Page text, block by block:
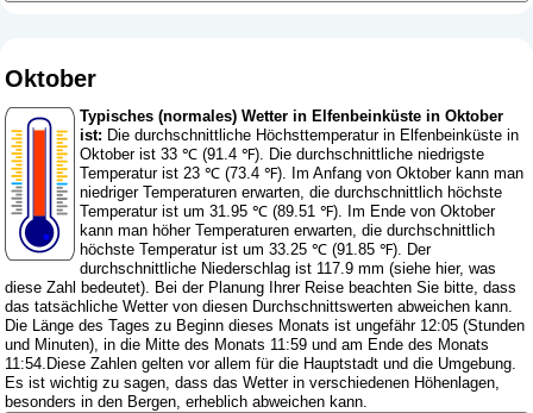
Oktober
Typisches (normales) Wetter in Elfenbeinküste in Oktober
ist: Die durchschnittliche Höchsttemperatur in Elfenbeinküste in
Oktober ist 33 ℃ (91.4 ℉). Die durchschnittliche niedrigste
Temperatur ist 23 ℃ (73.4 ℉). Im Anfang von Oktober kann man
niedriger Temperaturen erwarten, die durchschnittlich höchste
Temperatur ist um 31.95 ℃ (89.51 ℉). Im Ende von Oktober
kann man höher Temperaturen erwarten, die durchschnittlich
höchste Temperatur ist um 33.25 ℃ (91.85 ℉). Der
durchschnittliche Niederschlag ist 117.9 mm (siehe hier, was
diese Zahl bedeutet). Bei der Planung Ihrer Reise beachten Sie bitte, dass
das tatsächliche Wetter von diesen Durchschnittswerten abweichen kann.
Die Länge des Tages zu Beginn dieses Monats ist ungefähr 12:05 (Stunden
und Minuten), in die Mitte des Monats 11:59 und am Ende des Monats
11:54.Diese Zahlen gelten vor allem für die Hauptstadt und die Umgebung.
Es ist wichtig zu sagen, dass das Wetter in verschiedenen Höhenlagen,
besonders in den Bergen, erheblich abweichen kann.